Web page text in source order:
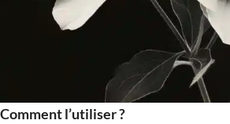
Comment l’utiliser ?